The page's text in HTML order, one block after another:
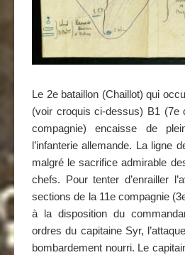
Le 2e bataillon (Chaillot) qui
(voir croquis ci-dessus) B1 (7e
compagnie) encaisse de
l’infanterie allemande. La ligne
malgré le sacrifice admirable
chefs. Pour tenter d’enrailler
sections de la 11e compagnie
à la disposition du
ordres du capitaine Syr,
bombardement nourri. Le